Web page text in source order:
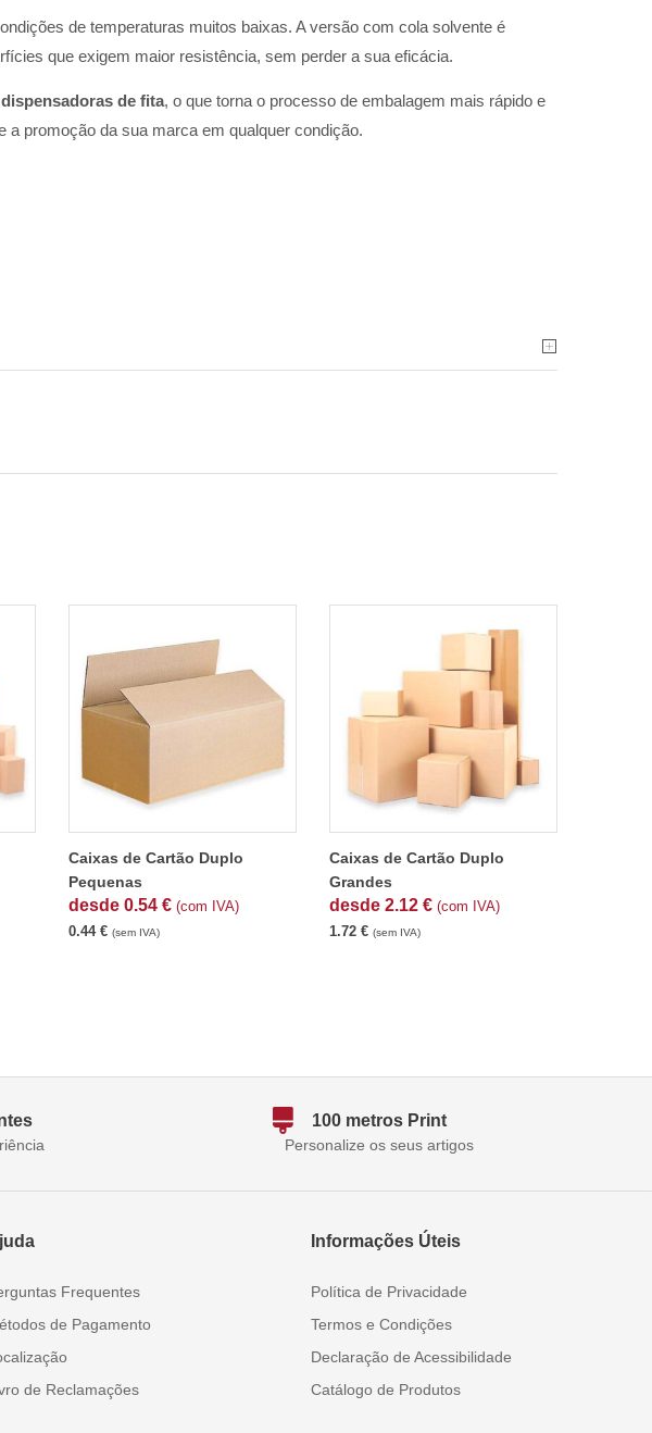
de temperaturas muitos baixas. A versão com cola solvente é
que exigem maior resistência, sem perder a sua eficácia.
de fita, o que torna o processo de embalagem mais rápido e
promoção da sua marca em qualquer condição.
Caixas de Cartão Duplo
Pequenas
desde 0.54 € (com IVA)
0.44 € (sem IVA)
Caixas de Cartão Duplo
Grandes
desde 2.12 € (com IVA)
1.72 € (sem IVA)
100 metros Print
Personalize os seus artigos
Frequentes
de Pagamento
de Reclamações
Informações Úteis
Política de Privacidade
Termos e Condições
Declaração de Acessibilidade
Catálogo de Produtos